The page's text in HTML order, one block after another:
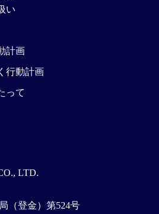
LTD.
（登金）第524号
い
計画
行動計画
って